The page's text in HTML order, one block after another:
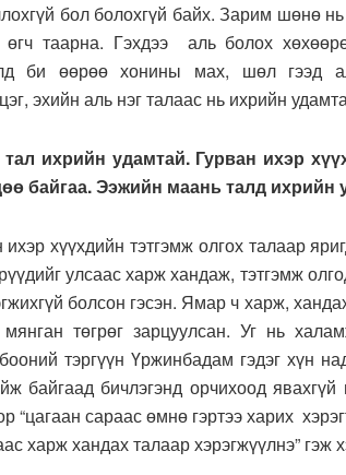
бол болохгүй байх. Зарим шөнө
өгч таарна. Гэхдээ аль болох
би өөрөө хонины мах, шөл гээд
эхийн аль нэг талаас нь ихрийн
ихрийн удамтай. Гурван ихэр
байгаа. Ээжийн маань талд ихрийн
ихэр хүүхдийн тэтгэмж олгох талаар
улсаас харж хандаж, тэтгэмж
болсон гэсэн. Ямар ч харж,
төгрөг зарцуулсан. Уг нь
тэргүүн Үржинбадам гэдэг хүн
байгаад бичлэгэнд орчихоод
“цагаан сараас өмнө гэртээ харих
харж хандах талаар хэрэгжүүлнэ” гэж